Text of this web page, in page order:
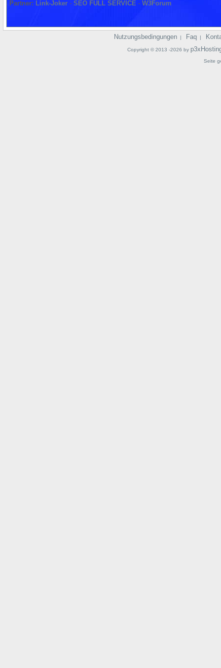
Partner: Link-Joker - SEO FULL SERVICE - W3Forum
Nutzungsbedingungen | Faq |
Copyright © 2013 -2026 by
Seite